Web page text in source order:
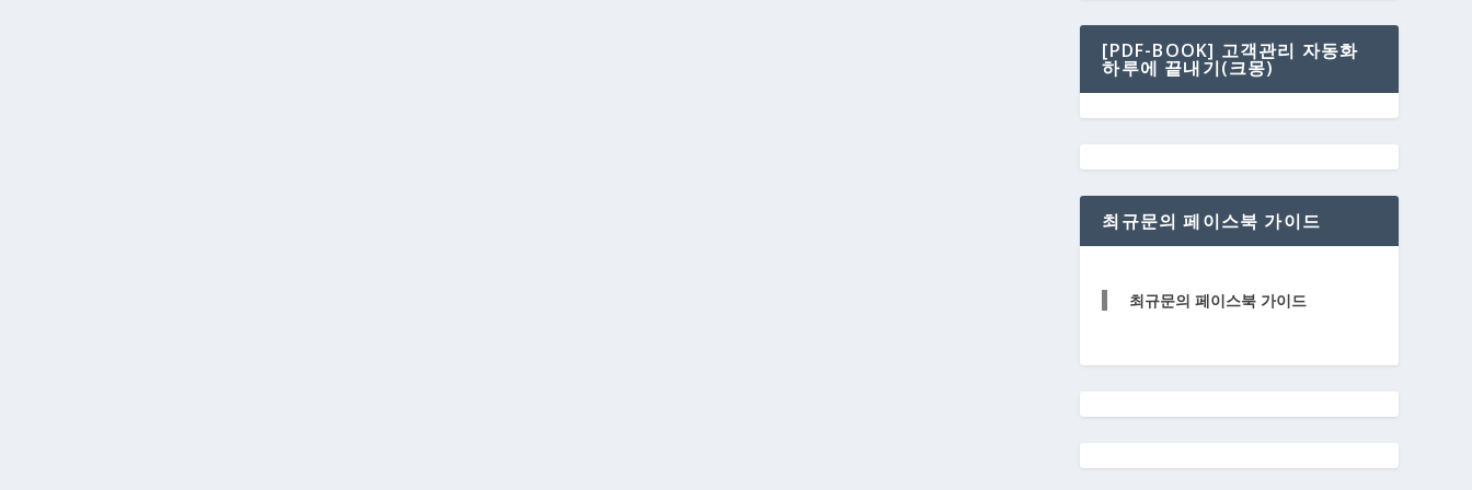
[PDF-BOOK] 고객관리 자동화
하루에 끝내기(크몽)
최규문의 페이스북 가이드
최규문의 페이스북 가이드